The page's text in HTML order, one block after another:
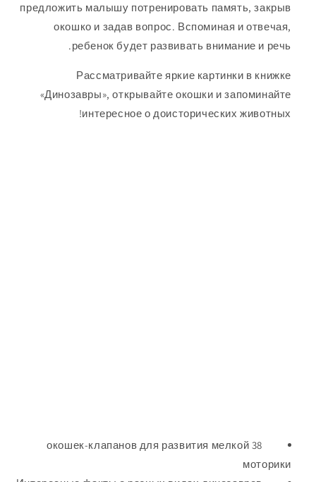
предложить малышу потренировать память, закрыв
окошко и задав вопрос. Вспоминая и отвечая,
ребенок будет развивать внимание и речь.
Рассматривайте яркие картинки в книжке
«Динозавры», открывайте окошки и запоминайте
интересное о доисторических животных!
38 окошек-клапанов для развития мелкой
моторики